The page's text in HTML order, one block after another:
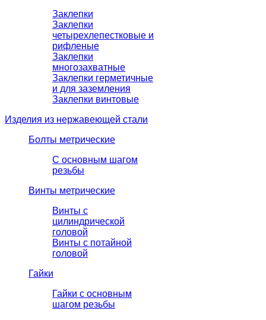
Заклепки
Заклепки
четырехлепестковые и
рифленые
Заклепки
многозахватные
Заклепки герметичные
и для заземления
Заклепки винтовые
Изделия из нержавеющей стали
Болты метрические
С основным шагом
резьбы
Винты метрические
Винты с
цилиндрической
головой
Винты с потайной
головой
Гайки
Гайки с основным
шагом резьбы